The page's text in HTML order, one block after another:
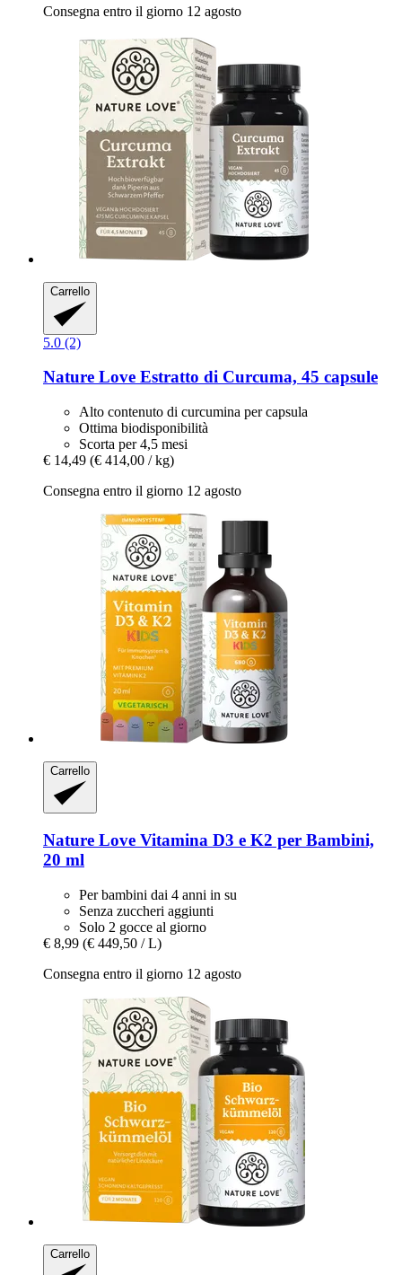
Consegna entro il giorno 12 agosto
Carrello
5.0 (2)
Nature Love Estratto di Curcuma, 45 capsule
Alto contenuto di curcumina per capsula
Ottima biodisponibilità
Scorta per 4,5 mesi
€ 14,49 (€ 414,00 / kg)
Consegna entro il giorno 12 agosto
Carrello
Nature Love Vitamina D3 e K2 per Bambini,
20 ml
Per bambini dai 4 anni in su
Senza zuccheri aggiunti
Solo 2 gocce al giorno
€ 8,99 (€ 449,50 / L)
Consegna entro il giorno 12 agosto
Carrello